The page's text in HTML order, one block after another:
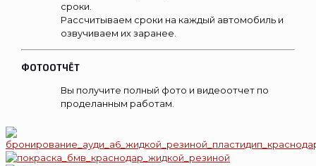
сроки.
Рассчитываем сроки на каждый автомобиль и
озвучиваем их заранее.
ФОТООТЧЁТ
Вы получите полный фото и видеоотчет по
проделанным работам.